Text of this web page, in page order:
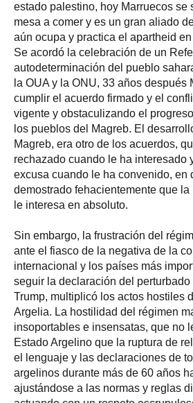
estado palestino, hoy Marruecos se
mesa a comer y es un gran aliado
aún ocupa y practica el apartheid
Se acordó la celebración de un
autodeterminación del pueblo
la OUA y la ONU, 33 años después
cumplir el acuerdo firmado y el
vigente y obstaculizando el
los pueblos del Magreb. El
Magreb, era otro de los acuerdos,
rechazado cuando le ha interesado
excusa cuando le ha convenido, en
demostrado fehacientemente que
le interesa en absoluto.
Sin embargo, la frustración del
ante el fiasco de la negativa de la
internacional y los países más
seguir la declaración del
Trump, multiplicó los actos hostiles
Argelia. La hostilidad del régimen
insoportables e insensatas, que no
Estado Argelino que la ruptura de
el lenguaje y las declaraciones de
argelinos durante más de 60 años
ajustándose a las normas y reglas